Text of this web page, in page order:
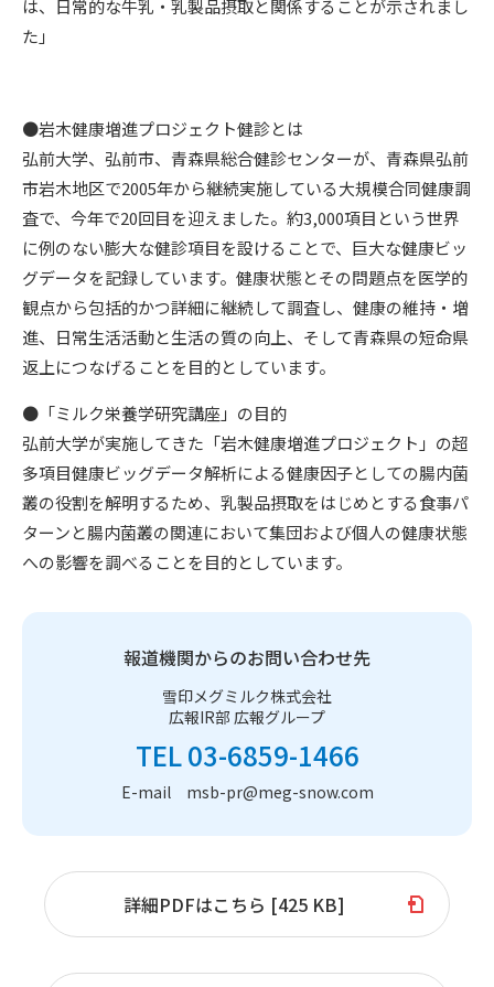
は、日常的な牛乳・乳製品摂取と関係することが示されまし
た」
●岩木健康増進プロジェクト健診とは
弘前大学、弘前市、青森県総合健診センターが、青森県弘前
市岩木地区で2005年から継続実施している大規模合同健康調
査で、今年で20回目を迎えました。約3,000項目という世界
に例のない膨大な健診項目を設けることで、巨大な健康ビッ
グデータを記録しています。健康状態とその問題点を医学的
観点から包括的かつ詳細に継続して調査し、健康の維持・増
進、日常生活活動と生活の質の向上、そして青森県の短命県
返上につなげることを目的としています。
●「ミルク栄養学研究講座」の目的
弘前大学が実施してきた「岩木健康増進プロジェクト」の超
多項目健康ビッグデータ解析による健康因子としての腸内菌
叢の役割を解明するため、乳製品摂取をはじめとする食事パ
ターンと腸内菌叢の関連において集団および個人の健康状態
への影響を調べることを目的としています。
報道機関からのお問い合わせ先
雪印メグミルク株式会社
広報IR部 広報グループ
TEL 03-6859-1466
E-mail msb-pr@meg-snow.com
詳細PDFはこちら [425 KB]